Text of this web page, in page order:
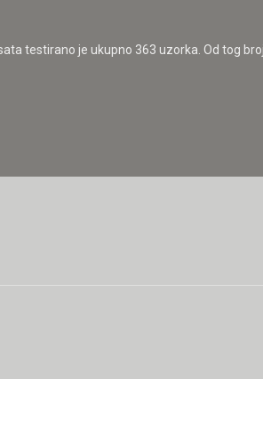
testirano je ukupno 363 uzorka. Od tog